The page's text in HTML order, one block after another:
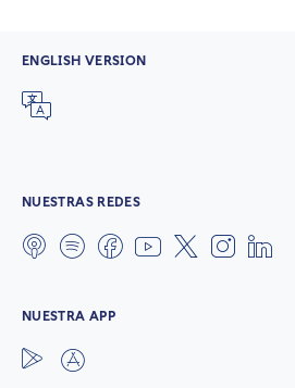
ENGLISH VERSION
NUESTRAS REDES
NUESTRA APP